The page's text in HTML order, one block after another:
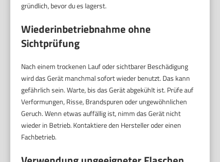
gründlich, bevor du es lagerst.
Wiederinbetriebnahme ohne
Sichtprüfung
Nach einem trockenen Lauf oder sichtbarer Beschädigung
wird das Gerät manchmal sofort wieder benutzt. Das kann
gefährlich sein. Warte, bis das Gerät abgekühlt ist. Prüfe auf
Verformungen, Risse, Brandspuren oder ungewöhnlichen
Geruch. Wenn etwas auffällig ist, nimm das Gerät nicht
wieder in Betrieb. Kontaktiere den Hersteller oder einen
Fachbetrieb.